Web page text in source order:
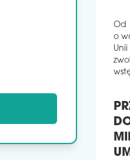
ul.
Od
o